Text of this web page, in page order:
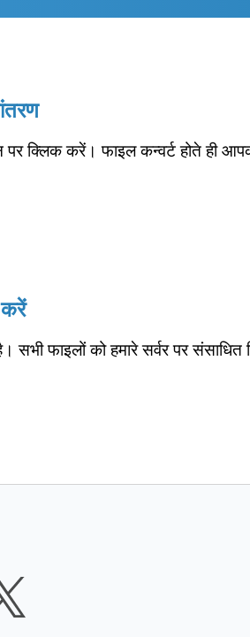
क्लिक करें। फाइल कन्वर्ट होते ही
फाइलों को हमारे सर्वर पर संसाधित